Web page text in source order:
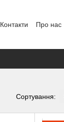
Контакти Про нас
Сортування: